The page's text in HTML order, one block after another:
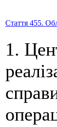
Стаття 455.
1.